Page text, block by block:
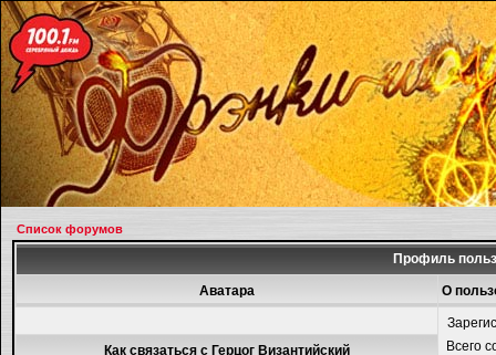
Список форумов
Профиль
Аватара О
Всего
Как связаться с Герцог Византийский